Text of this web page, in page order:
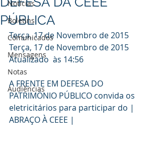
Notícias
Boletins
Comunicados
Mensagens
Notas
Audiências
PÚBLICA
Terça, 17 de Novembro de 2015
Terça, 17 de Novembro de 2015
Atualizado  às 14:56
A FRENTE EM DEFESA DO
PATRIMÔNIO PÚBLICO convida os
eletricitários para participar do |
ABRAÇO À CEEE |